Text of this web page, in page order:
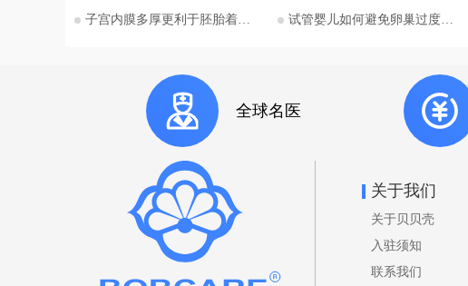
法律的核心要点，并特别关注单身
拉套大学附属BFG生殖妇产医院的
咨询信息。 核心要点一：吉尔吉
斯斯坦助孕法律概述 吉尔吉斯斯
《家庭法》、《公民健康保护法》
尔吉斯斯坦法律明确承认并规范了
助孕行为，包括商业助孕，允许委
子宫内膜多厚更利于胚胎着床？
试管婴儿如何避免卵巢过度刺激综合征
全球名医
关于我们
关于贝贝壳
入驻须知
联系我们